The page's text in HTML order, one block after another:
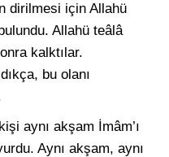
dirilmesi için Allahü
Allahü teâlâ
kalktılar.
bu olanı
aynı akşam İmâm’ı
Aynı akşam, aynı